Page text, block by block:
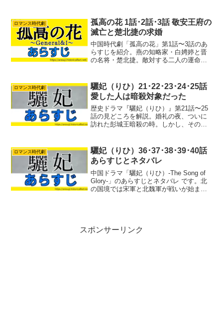
ロマンス時代劇
孤高の花 1話･2話･3話 敬安王府の
滅亡と楚北捷の求婚
中国時代劇「孤高の花」第1話〜3話のあ
らすじを紹介。燕の知略家・白娉婷と晋
の名将・楚北捷。敵対する二人の運命
礼、毒を仕込んだ衣装、そして幼い日の
記憶。ドラマ序盤の大きな転換点と、目
を離せない緊迫のストーリーを分かりや
すく解説。
ロマンス時代劇
驪妃（りひ）21･22･23･24･25話
愛した人は暗殺対象だった
歴史ドラマ『驪妃（りひ）』第21話〜25
話の見どころを解説。婚礼の夜、ついに
訪れた彭城王暗殺の時。しかし、その正
た彭城王を救うための決死の捜索が始ま
ります。陸遠との心理戦や沈楽清の再始
動など、物語が大きく動く激動の展開を
紹介。
ロマンス時代劇
驪妃（りひ）36･37･38･39･40話
あらすじとネタバレ
中国ドラマ「驪妃（りひ）-The Song of
Glory-」のあらすじとネタバレ です。北
の国境では宋軍と北魏軍が戦いが始まり
スポンサーリンク